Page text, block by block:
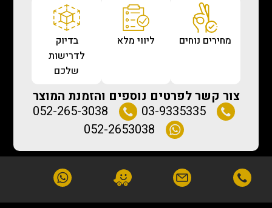
מחירים נוחים ליווי מלא
בדיוק
לדרישות
שלכם
צור קשר לפרטים נוספים והזמנת המוצר
03-9335335
052-265-3038
052-2653038